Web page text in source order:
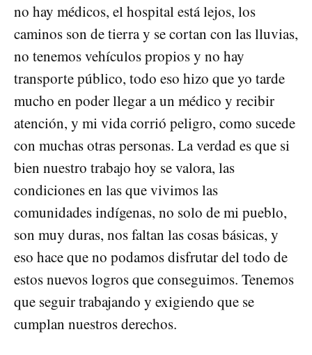
no hay médicos, el hospital está lejos, los
caminos son de tierra y se cortan con las lluvias,
no tenemos vehículos propios y no hay
transporte público, todo eso hizo que yo tarde
mucho en poder llegar a un médico y recibir
atención, y mi vida corrió peligro, como sucede
con muchas otras personas. La verdad es que si
bien nuestro trabajo hoy se valora, las
condiciones en las que vivimos las
comunidades indígenas, no solo de mi pueblo,
son muy duras, nos faltan las cosas básicas, y
eso hace que no podamos disfrutar del todo de
estos nuevos logros que conseguimos. Tenemos
que seguir trabajando y exigiendo que se
cumplan nuestros derechos.